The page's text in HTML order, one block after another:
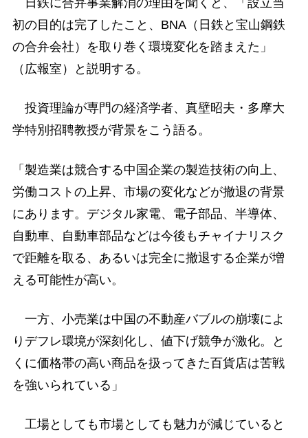
日鉄に合弁事業解消の理由を聞くと、「設立当
初の目的は完了したこと、BNA（日鉄と宝山鋼鉄
の合弁会社）を取り巻く環境変化を踏まえた」
（広報室）と説明する。
投資理論が専門の経済学者、真壁昭夫・多摩大
学特別招聘教授が背景をこう語る。
「製造業は競合する中国企業の製造技術の向上、
労働コストの上昇、市場の変化などが撤退の背景
にあります。デジタル家電、電子部品、半導体、
自動車、自動車部品などは今後もチャイナリスク
で距離を取る、あるいは完全に撤退する企業が増
える可能性が高い。
一方、小売業は中国の不動産バブルの崩壊によ
りデフレ環境が深刻化し、値下げ競争が激化。と
くに価格帯の高い商品を扱ってきた百貨店は苦戦
を強いられている」
工場としても市場としても魅力が減じていると